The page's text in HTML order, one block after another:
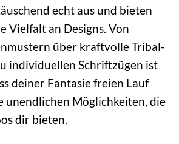
echt aus und bieten
Vielfalt an Designs. Von
über kraftvolle Tribal-
individuellen Schriftzügen ist
deiner Fantasie freien Lauf
unendlichen Möglichkeiten, die
dir bieten.